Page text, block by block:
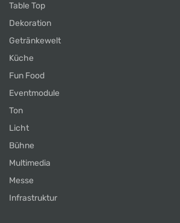
Table Top
Dekoration
Getränkewelt
Küche
Fun Food
Eventmodule
Ton
Licht
Bühne
Multimedia
Messe
Infrastruktur